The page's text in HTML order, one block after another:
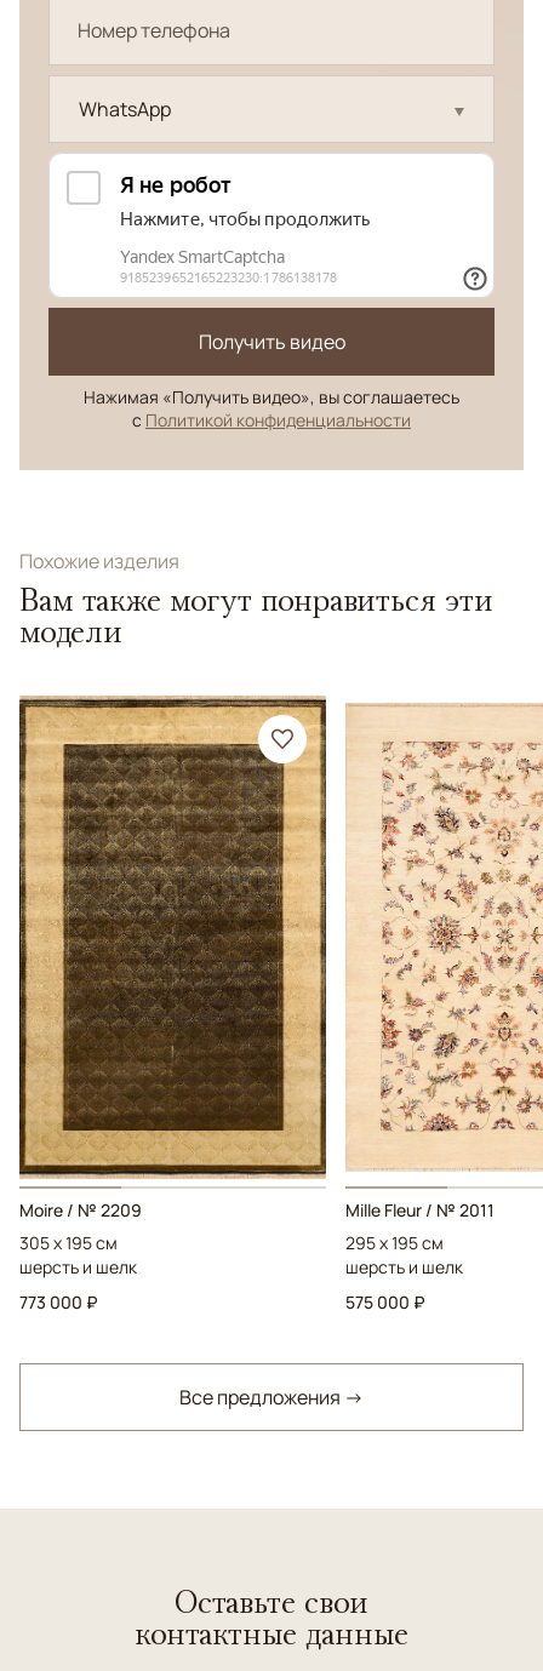
WhatsApp
Получить видео
Нажимая «Получить видео», вы соглашаетесь
с Политикой конфиденциальности
Похожие изделия
Вам также могут понравиться эти
модели
Moire / № 2209
305 x 195 см
шерсть и шелк
773 000 ₽
Mille Fleur / № 2011
295 x 195 см
шерсть и шелк
575 000 ₽
Все предложения →
Оставьте свои
контактные данные